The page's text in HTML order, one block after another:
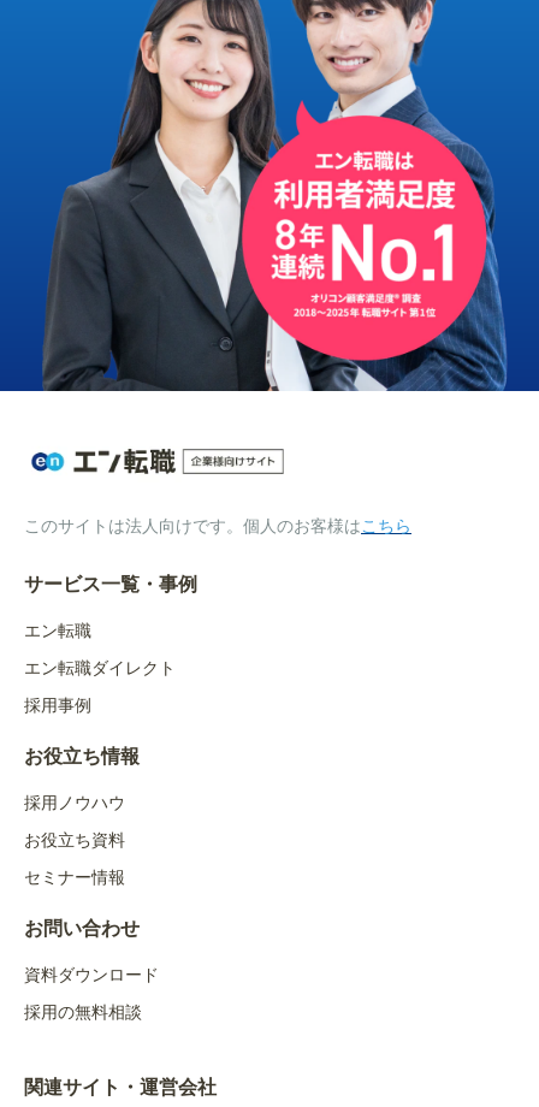
このサイトは法人向けです。個人のお客様はこちら
サービス一覧・事例
エン転職
エン転職ダイレクト
採用事例
お役立ち情報
採用ノウハウ
お役立ち資料
セミナー情報
お問い合わせ
資料ダウンロード
採用の無料相談
関連サイト・運営会社